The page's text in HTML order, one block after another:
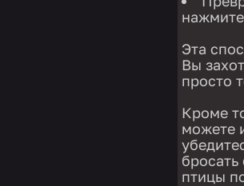
Эта
Вы
просто
Кроме
можете
птицы